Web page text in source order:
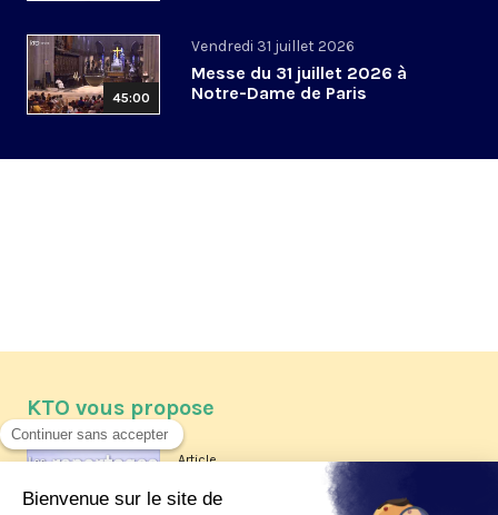
45:00
Vendredi 31 juillet 2026
Messe du 31 juillet 2026 à
Notre-Dame de Paris
KTO vous propose
Article
Les reportages d'été 2026 de KTO